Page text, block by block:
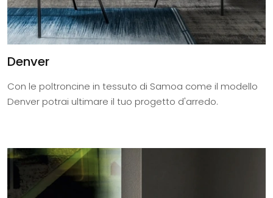
Denver
Con le poltroncine in tessuto di Samoa come il modello
Denver potrai ultimare il tuo progetto d'arredo.